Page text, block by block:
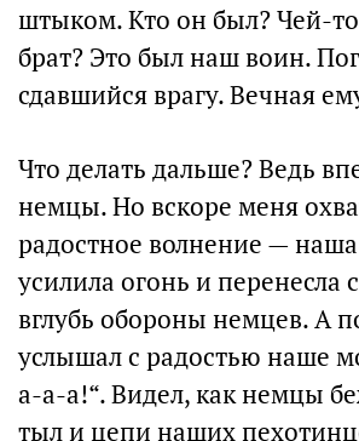
штыком. Кто он был? Чей-
брат? Это был наш воин.
сдавшийся врагу. Вечная
Что делать дальше? Ведь
немцы. Но вскоре меня
радостное волнение —
усилила огонь и перенесла
вглубь обороны немцев. А
услышал с радостью наше
а-а-а!“. Видел, как немцы
тыл и цепи наших